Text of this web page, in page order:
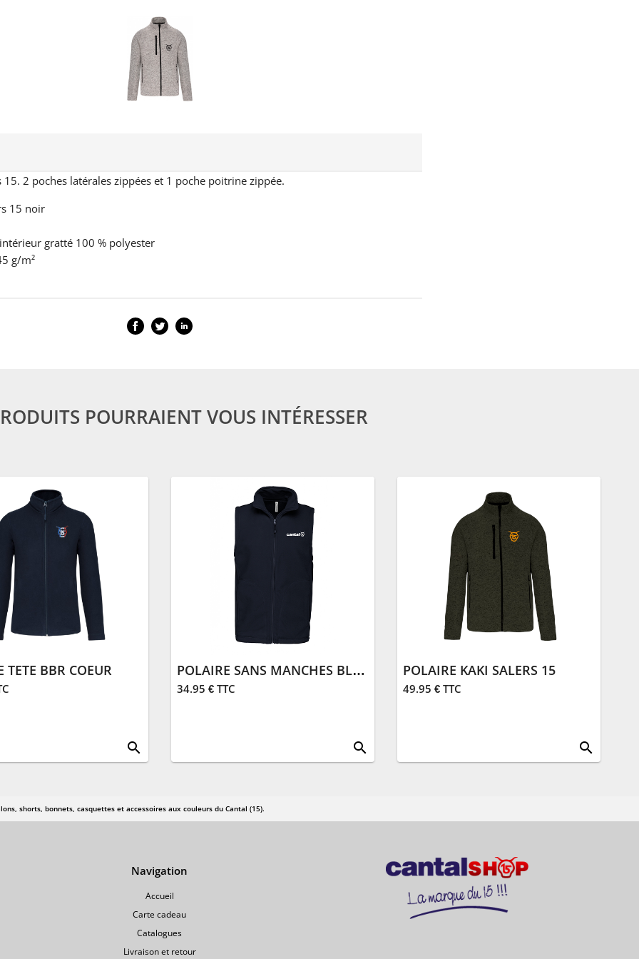
15. 2 poches latérales zippées et 1 poche poitrine zippée.
15 noir
gratté 100 % polyester
g/m²
POURRAIENT VOUS INTÉRESSER
TETE BBR COEUR
search
POLAIRE SANS MANCHES BLEU MARINE SALERS 15
34.95 € TTC
search
POLAIRE KAKI SALERS 15
49.95 € TTC
search
shorts, bonnets, casquettes et accessoires aux couleurs du Cantal (15).
Navigation
Accueil
Carte cadeau
Catalogues
Livraison et retour